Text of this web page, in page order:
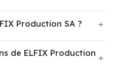
Production SA ?
de ELFIX Production